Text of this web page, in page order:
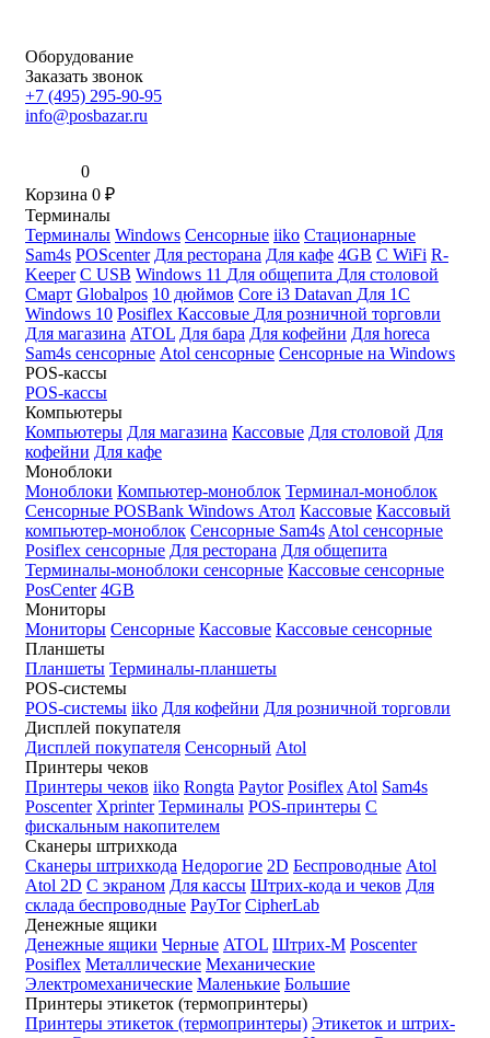
Оборудование
Заказать звонок
+7 (495) 295-90-95
info@posbazar.ru
0
Корзина 0 ₽
Терминалы
Терминалы Windows Сенсорные iiko Стационарные
Sam4s POScenter Для ресторана Для кафе 4GB С WiFi R-
Keeper С USB Windows 11 Для общепита Для столовой
Смарт Globalpos 10 дюймов Core i3 Datavan Для 1С
Windows 10 Posiflex Кассовые Для розничной торговли
Для магазина ATOL Для бара Для кофейни Для horeca
Sam4s сенсорные Atol сенсорные Сенсорные на Windows
POS-кассы
POS-кассы
Компьютеры
Компьютеры Для магазина Кассовые Для столовой Для
кофейни Для кафе
Моноблоки
Моноблоки Компьютер-моноблок Терминал-моноблок
Сенсорные POSBank Windows Атол Кассовые Кассовый
компьютер-моноблок Сенсорные Sam4s Atol сенсорные
Posiflex сенсорные Для ресторана Для общепита
Терминалы-моноблоки сенсорные Кассовые сенсорные
PosCenter 4GB
Мониторы
Мониторы Сенсорные Кассовые Кассовые сенсорные
Планшеты
Планшеты Терминалы-планшеты
POS-системы
POS-системы iiko Для кофейни Для розничной торговли
Дисплей покупателя
Дисплей покупателя Сенсорный Atol
Принтеры чеков
Принтеры чеков iiko Rongta Paytor Posiflex Atol Sam4s
Poscenter Xprinter Терминалы POS-принтеры С
фискальным накопителем
Сканеры штрихкода
Сканеры штрихкода Недорогие 2D Беспроводные Atol
Atol 2D С экраном Для кассы Штрих-кода и чеков Для
склада беспроводные PayTor CipherLab
Денежные ящики
Денежные ящики Черные ATOL Штрих-М Poscenter
Posiflex Металлические Механические
Электромеханические Маленькие Большие
Принтеры этикеток (термопринтеры)
Принтеры этикеток (термопринтеры) Этикеток и штрих-